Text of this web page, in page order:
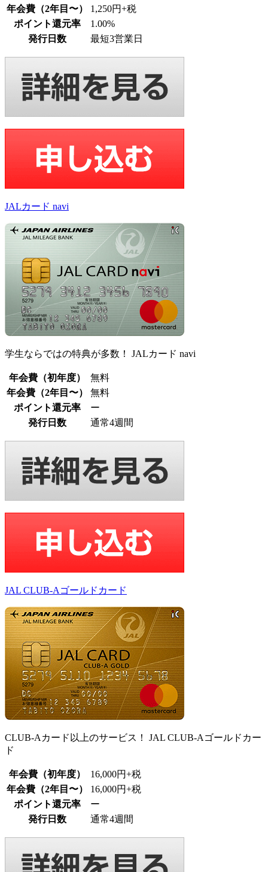
年会費（2年目〜）
1,250円+税
ポイント還元率
1.00%
発行日数
最短3営業日
JALカード navi
学生ならではの特典が多数！ JALカード navi
年会費（初年度）
無料
年会費（2年目〜）
無料
ポイント還元率
ー
発行日数
通常4週間
JAL CLUB-Aゴールドカード
CLUB-Aカード以上のサービス！ JAL CLUB-Aゴールドカー
ド
年会費（初年度）
16,000円+税
年会費（2年目〜）
16,000円+税
ポイント還元率
ー
発行日数
通常4週間